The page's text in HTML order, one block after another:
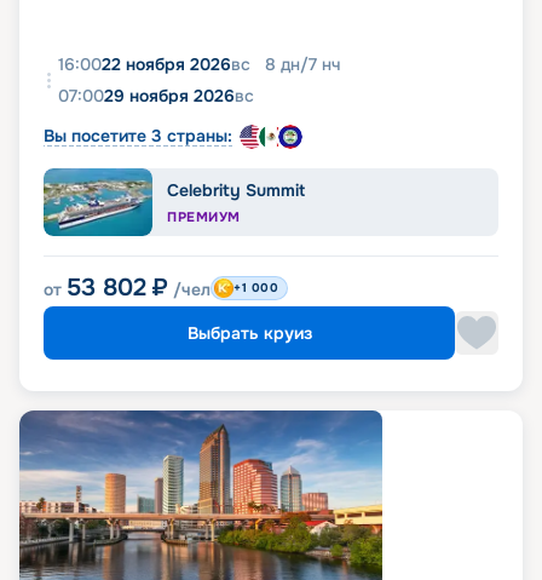
16:0022 ноября 2026вс 8 дн/7 нч
07:0029 ноября 2026вс
Вы посетите 3 страны:
Celebrity Summit
ПРЕМИУМ
от 53 802 ₽ /чел +1 000
Выбрать круиз